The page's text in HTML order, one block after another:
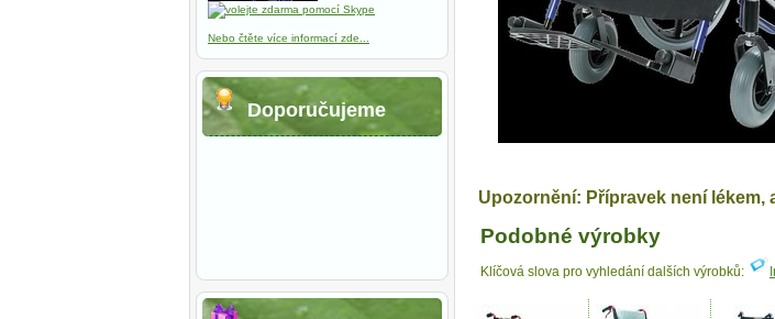
Upozornění: Přípravek není
Podobné výrobky
Klíčová slova pro vyhledání dalších výrobků:
Nebo čtěte více informací zde...
Doporučujeme